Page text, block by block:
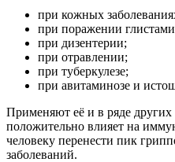
при кожных
при поражении
при дизентерии;
при отравлении;
при туберкулезе;
при авитаминозе и
Применяют её и в ряде других
положительно влияет на
человеку перенести пик
заболеваний.